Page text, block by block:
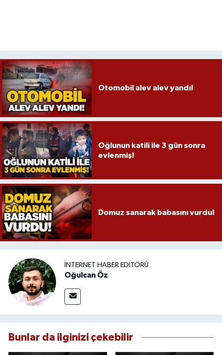
Otomobil alev alev yandı!
Oğlunun katili ile 3 gün sonra
evlenmiş!
Domuz sanarak babasını vurdu!
İNTERNET HABER EDITÖRÜ
Oğulcan Öz
Bunlar da ilginizi çekebilir